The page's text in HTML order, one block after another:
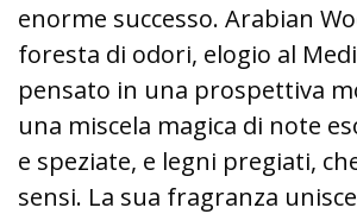
enorme successo. Arabian
foresta di odori, elogio al
pensato in una prospettiva
una miscela magica di note
e speziate, e legni pregiati,
sensi. La sua fragranza